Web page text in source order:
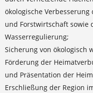
ökologische
und Forstwirtschaft sowie
Wasserregulierung;
Sicherung von ökologisch
Förderung der
und Präsentation der
Erschließung der Region